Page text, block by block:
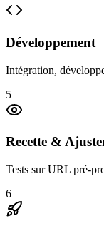
Développement
Intégration,
5
Recette &
Tests sur URL pré-
6